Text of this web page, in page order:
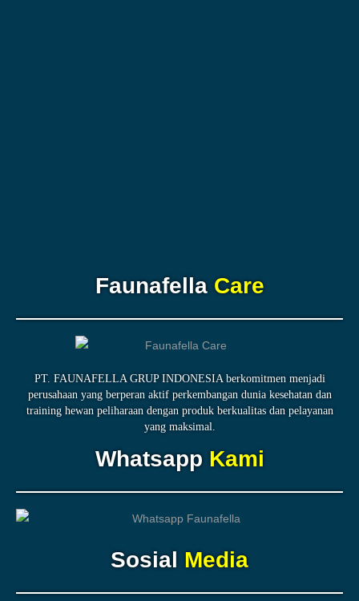
FaunafellaCare
PT. FAUNAFELLA GRUP INDONESIA berkomitmen menjadi
perusahaan yang berperan aktif perkembangan dunia kesehatan dan
training hewan peliharaan dengan produk berkualitas dan pelayanan
yang maksimal.
WhatsappKami
Sosial Media